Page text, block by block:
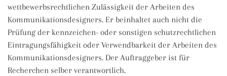
wettbewerbsrechtlichen Zulässigkeit der Arbeiten des
Kommunikationsdesigners. Er beinhaltet auch nicht die
Prüfung der kennzeichen- oder sonstigen schutzrechtlichen
Eintragungsfähigkeit oder Verwendbarkeit der Arbeiten des
Kommunikationsdesigners. Der Auftraggeber ist für
Recherchen selber verantwortlich.